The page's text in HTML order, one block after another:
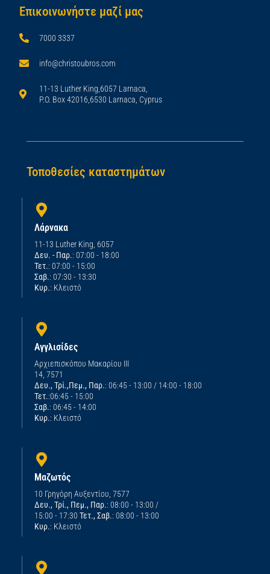
Επικοινωνήστε μαζί μας
7000 3337
info@christoubros.com
11-13 Luther King,6057 Larnaca,
P.O. Box 42016,6530 Larnaca, Cyprus
Τοποθεσίες καταστημάτων
Λάρνακα
11-13 Luther King, 6057
Δευ. - Παρ.: 07:00 - 18:00
Τετ.: 07:00 - 15:00
Σαβ.: 07:30 - 13:30
Κυρ.: Κλειστό
Αγγλισίδες
Αρχιεπισκόπου Μακαρίου ΙΙΙ
14, 7571
Δευ., Τρί.,Πεμ., Παρ.: 06:45 - 13:00 / 14:00 - 18:00
Τετ.:06:45 - 15:00
Σαβ.: 06:45 - 14:00
Κυρ.: Κλειστό
Μαζωτός
10 Γρηγόρη Αυξεντίου, 7577
Δευ., Τρί., Πεμ., Παρ.: 08:00 - 13:00 /
15:00 - 17:30 Τετ., Σαβ.: 08:00 - 13:00
Κυρ.: Κλειστό